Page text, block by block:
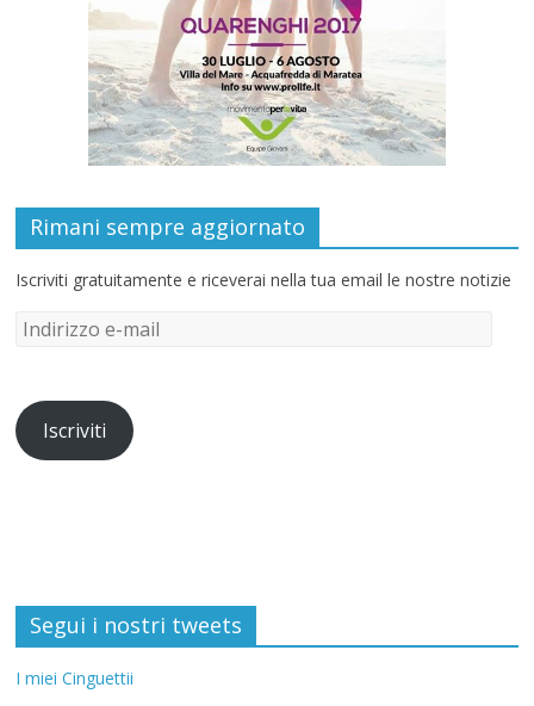
Rimani sempre aggiornato
Iscriviti gratuitamente e riceverai nella tua email le nostre notizie
Iscriviti
Segui i nostri tweets
I miei Cinguettii